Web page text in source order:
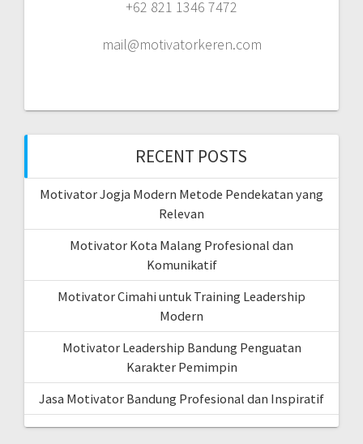
+62 821 1346 7472
mail@motivatorkeren.com
RECENT POSTS
Motivator Jogja Modern Metode Pendekatan yang
Relevan
Motivator Kota Malang Profesional dan
Komunikatif
Motivator Cimahi untuk Training Leadership
Modern
Motivator Leadership Bandung Penguatan
Karakter Pemimpin
Jasa Motivator Bandung Profesional dan Inspiratif